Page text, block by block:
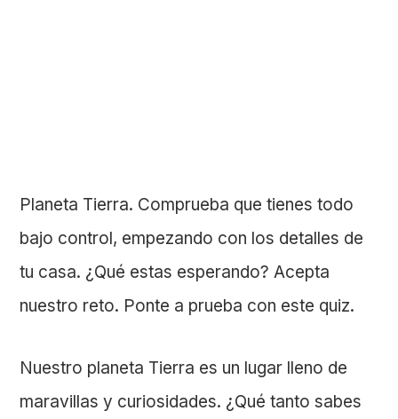
Planeta Tierra. Comprueba que tienes todo
bajo control, empezando con los detalles de
tu casa. ¿Qué estas esperando?Acepta
nuestro reto. Ponte a prueba con este quiz.
Nuestro planeta Tierra es un lugar lleno de
maravillas y curiosidades. ¿Qué tanto sabes